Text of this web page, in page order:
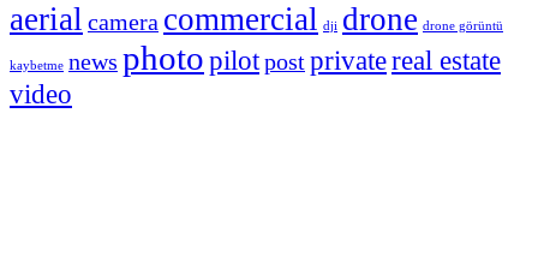
aerial camera commercial dji drone drone görüntü
kaybetme news photopilotpostprivatereal estate
video